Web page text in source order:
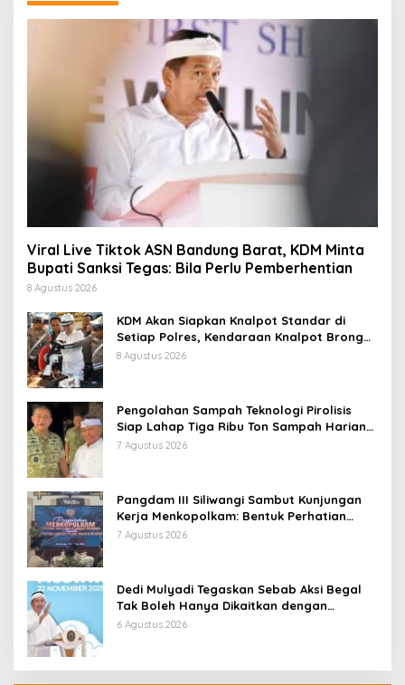
Viral Live Tiktok ASN Bandung Barat, KDM Minta
Bupati Sanksi Tegas: Bila Perlu Pemberhentian
8 Agustus 2026
KDM Akan Siapkan Knalpot Standar di
Setiap Polres, Kendaraan Knalpot Brong
Tertangkap Langsung Ganti
8 Agustus 2026
Pengolahan Sampah Teknologi Pirolisis
Siap Lahap Tiga Ribu Ton Sampah Harian
Jawa Barat
7 Agustus 2026
Pangdam III Siliwangi Sambut Kunjungan
Kerja Menkopolkam: Bentuk Perhatian
Pemerintah
7 Agustus 2026
Dedi Mulyadi Tegaskan Sebab Aksi Begal
Tak Boleh Hanya Dikaitkan dengan
Ekonomi
6 Agustus 2026